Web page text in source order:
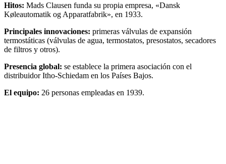
Hitos: Mads Clausen funda su propia empresa, «Dansk
Køleautomatik og Apparatfabrik», en 1933.
Principales innovaciones: primeras válvulas de expansión
termostáticas (válvulas de agua, termostatos, presostatos, secadores
de filtros y otros).
Presencia global: se establece la primera asociación con el
distribuidor Itho-Schiedam en los Países Bajos.
El equipo: 26 personas empleadas en 1939.